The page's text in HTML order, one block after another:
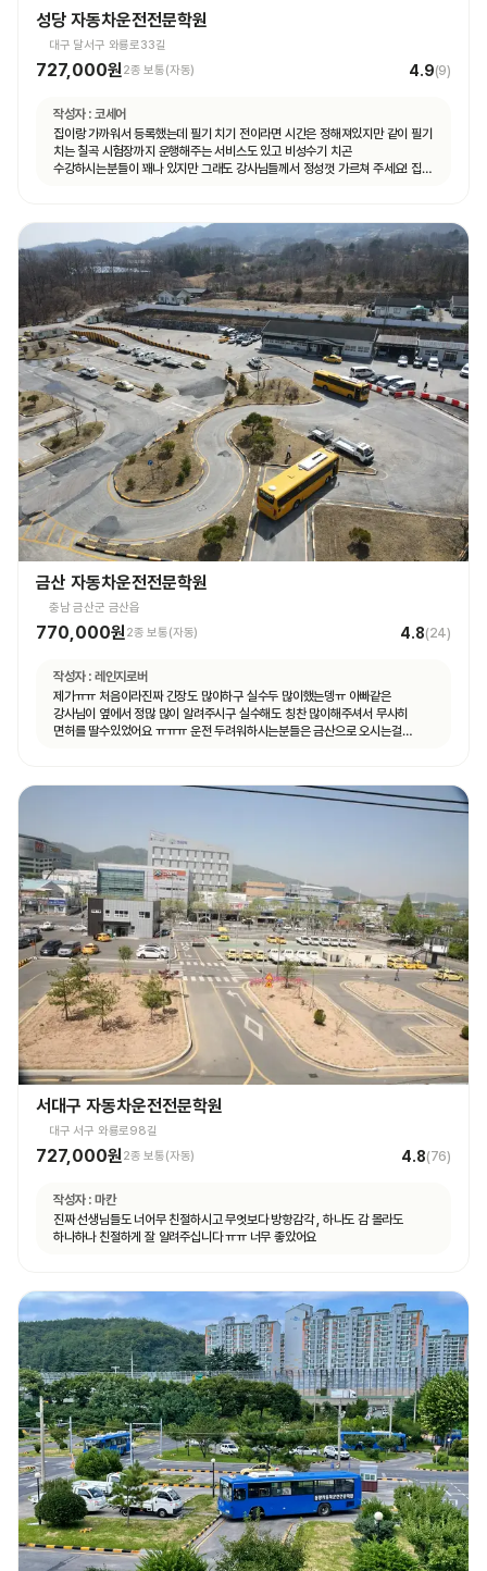
성당 자동차운전전문학원
대구 달서구 와룡로33길
727,000원2종 보통(자동) 4.9(9)
작성자 : 코세어
집이랑 가까워서 등록했는데 필기 치기 전이라면 시간은 정해져있지만 같이 필기
치는 칠곡 시험장까지 운행해주는 서비스도 있고 비성수기 치곤
수강하시는분들이 꽤나 있지만 그래도 강사님들께서 정성껏 가르쳐 주세요! 집
금산 자동차운전전문학원
충남 금산군 금산읍
770,000원 2종 보통(자동) 4.8(24)
작성자 : 레인지로버
제가ㅠㅠ 처음이라진짜 긴장도 많이하구 실수두 많이했는뎅ㅠ 아빠같은
강사님이 옆에서 정많 많이 알려주시구 실수해도 칭찬 많이해주셔서 무사히
면허를 딸수있었어요 ㅠㅠㅠ 운전 두려워하시는분들은 금산으로 오시는걸
서대구 자동차운전전문학원
대구 서구 와룡로98길
727,000원2종 보통(자동) 4.8(76)
작성자 : 마칸
진짜 선생님들도 너어무 친절하시고 무엇보다 방향감각 , 하나도 감 몰라도
하나하나 친절하게 잘 알려주십니다 ㅠㅠ 너무 좋았어요